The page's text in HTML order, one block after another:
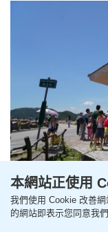
天氣持續酷熱，
本網站正使用
我們使用 Cookie 改善
的網站即表示您同意我